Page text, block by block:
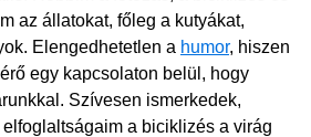
az állatokat, főleg a kutyákat,
Elengedhetetlen a humor, hiszen
egy kapcsolaton belül, hogy
Szívesen ismerkedek,
a biciklizés a virág